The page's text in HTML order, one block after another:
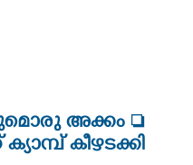
അക്കം 
കീഴടക്കി